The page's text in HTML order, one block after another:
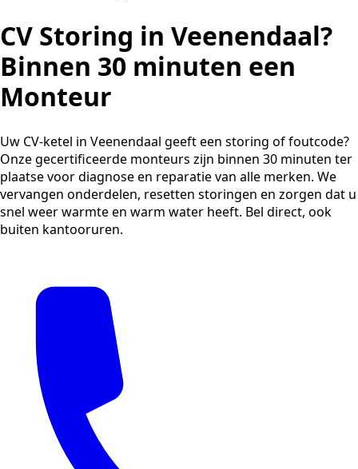
CV Storing in Veenendaal?
Binnen 30 minuten een
Monteur
Uw CV-ketel in Veenendaal geeft een storing of foutcode?
Onze gecertificeerde monteurs zijn binnen 30 minuten ter
plaatse voor diagnose en reparatie van alle merken. We
vervangen onderdelen, resetten storingen en zorgen dat u
snel weer warmte en warm water heeft. Bel direct, ook
buiten kantooruren.